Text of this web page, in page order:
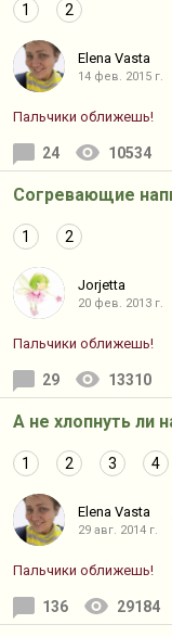
1 2
Elena Vasta
14 фев. 2015 г.
Пальчики оближешь!
24 10534
Согревающие
1 2
Jorjetta
20 фев. 2013 г.
Пальчики оближешь!
29 13310
А не хлопнуть ли
1 2 3 4
Elena Vasta
29 авг. 2014 г.
Пальчики оближешь!
136 29184